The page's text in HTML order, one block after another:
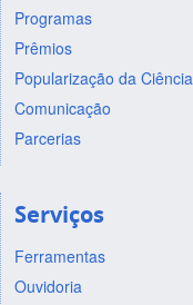
Programas
Prêmios
Popularização da Ciência
Comunicação
Parcerias
Serviços
Ferramentas
Ouvidoria